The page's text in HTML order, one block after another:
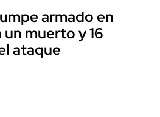
armado en
muerto y 16
ataque